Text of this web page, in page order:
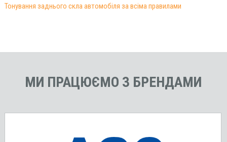
Тонування заднього скла автомобіля за всіма правилами
МИ ПРАЦЮЄМО З БРЕНДАМИ